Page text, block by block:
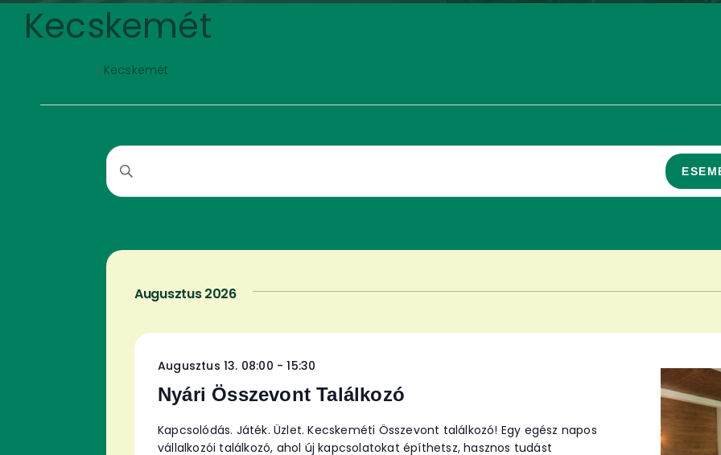
Kecskemét
Kecskemét
Események
és
nézet
választás
Írja
be
a
keresőszót.
Események
-
Augusztus 2026
Nyári Összevont Találkozó
Augusztus 13. 08:00 -15:30
Kapcsolódás. Játék. Üzlet. Kecskeméti Összevont találkozó! Egy egész napos
vállalkozói találkozó, ahol új kapcsolatokat építhetsz, hasznos tudást